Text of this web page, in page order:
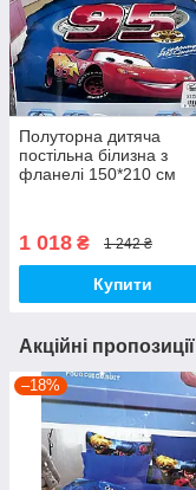
Полуторна дитяча
постільна білизна з
фланелі 150*210 см
1 018 ₴ 1 242 ₴
Купити
Акційні
–18%